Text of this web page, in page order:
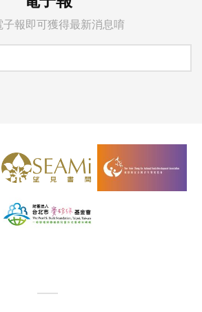
子報即可獲得最新消息唷